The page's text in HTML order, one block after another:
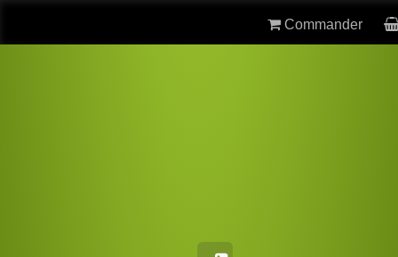
Commander